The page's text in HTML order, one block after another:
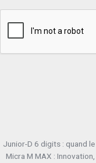
Junior-D 6 digits : quand
Micra M MAX :